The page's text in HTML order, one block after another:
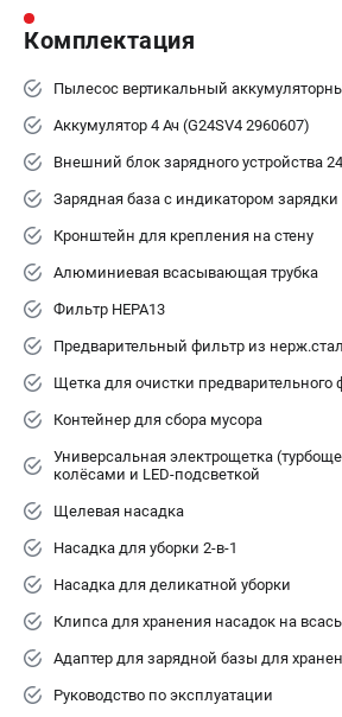
Шуруповерты
АКСЕССУАРЫ
Аккумуляторные батареи
Зарядные устройства
Принадлежности для газонокосилок
+7 (812) 336-63-
Информация размещённая на сайте не
офертой.
8 (812) 336-63-08
Режим работы колл-
вс - выходной
ЗАКАЗ ЗАПЧАСТЕЙ
+7 (8112) 59-10-
zakaz@gworks-
Комплектация
Пылесос вертикальный
Аккумулятор 4 Ач (G24SV4 2960607)
Внешний блок зарядного устройства
Зарядная база с индикатором зарядки
Кронштейн для крепления на стену
Алюминиевая всасывающая трубка
Фильтр HEPA13
Предварительный фильтр из
Щетка для очистки предварительного
Контейнер для сбора мусора
Универсальная электрощетка
колёсами и LED-подсветкой
Щелевая насадка
Насадка для уборки 2-в-1
Насадка для деликатной уборки
Клипса для хранения насадок на
Адаптер для зарядной базы для
Руководство по эксплуатации